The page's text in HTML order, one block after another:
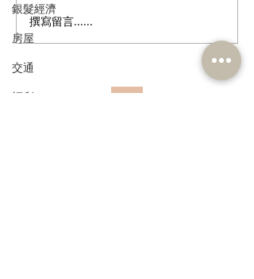
銀髮經濟
房屋
交通
福利
姚銘回應洪水橋片區接兩
標書
撰寫留言......